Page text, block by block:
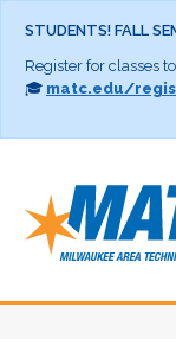
STUDENTS! FALL
Register for classes
🎓 matc.edu/